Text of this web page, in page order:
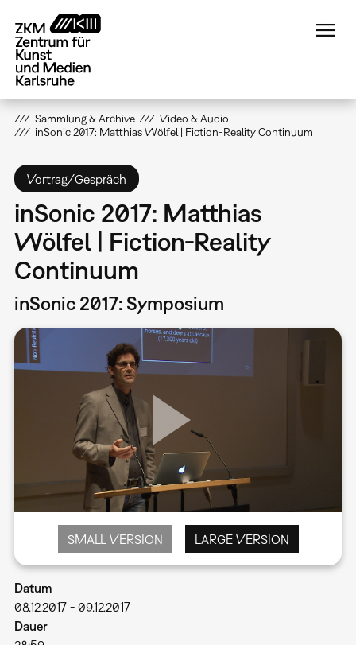
zum
Inhalt
Sammlung & Archive
Video & Audio
inSonic 2017: Matthias Wölfel | Fiction-Reality Continuum
Vortrag/Gespräch
inSonic 2017: Matthias
Wölfel | Fiction-Reality
Continuum
inSonic 2017: Symposium
SMALL VERSION LARGE VERSION
Datum
08.12.2017- 09.12.2017
Dauer